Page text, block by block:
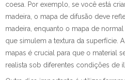
coesa. Por exemplo, se você está
madeira, o mapa de difusão deve
madeira, enquanto o mapa de
que simulem a textura da superfície.
mapas é crucial para que o material
realista sob diferentes condições de